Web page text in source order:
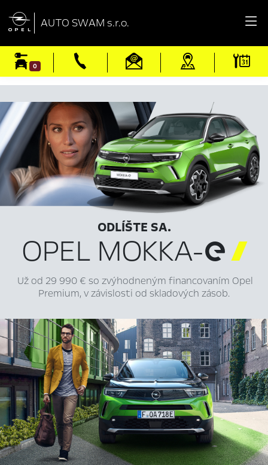
 AUTO SWAM s.r.o.
0
ODLÍŠTE SA.
OPEL MOKKA-
Už od 29 990 € so zvýhodneným financovaním Opel
Premium, v závislosti od skladových zásob.